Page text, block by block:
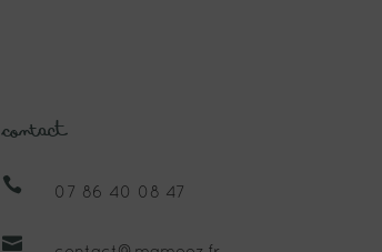
Contact
 07 86 40 08 47
